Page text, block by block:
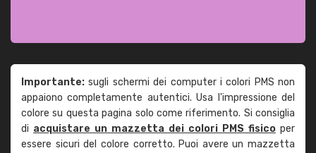
Importante: sugli schermi dei computer i colori PMS non
appaiono completamente autentici. Usa l'impressione del
colore su questa pagina solo come riferimento. Si consiglia
di acquistare un mazzetta dei colori PMS fisico per
essere sicuri del colore corretto. Puoi avere un mazzetta